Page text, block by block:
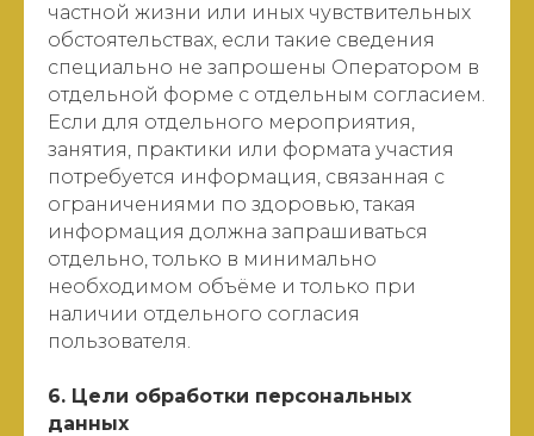
частной жизни или иных чувствительных
обстоятельствах, если такие сведения
специально не запрошены Оператором в
отдельной форме с отдельным согласием.
Если для отдельного мероприятия,
занятия, практики или формата участия
потребуется информация, связанная с
ограничениями по здоровью, такая
информация должна запрашиваться
отдельно, только в минимально
необходимом объёме и только при
наличии отдельного согласия
пользователя.
6. Цели обработки персональных
данных